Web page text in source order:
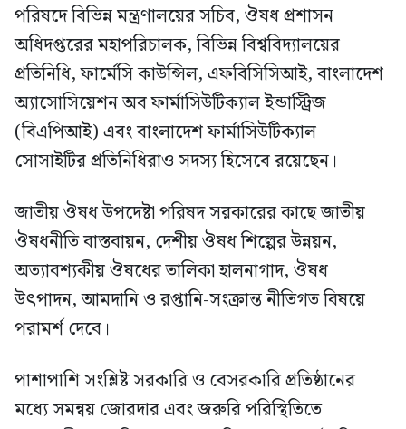
পরিষদে বিভিন্ন মন্ত্রণালয়ের সচিব, ঔষধ প্রশাসন
অধিদপ্তরের মহাপরিচালক, বিভিন্ন বিশ্ববিদ্যালয়ের
প্রতিনিধি, ফার্মেসি কাউন্সিল, এফবিসিসিআই, বাংলাদেশ
অ্যাসোসিয়েশন অব ফার্মাসিউটিক্যাল ইন্ডাস্ট্রিজ
(বিএপিআই) এবং বাংলাদেশ ফার্মাসিউটিক্যাল
সোসাইটির প্রতিনিধিরাও সদস্য হিসেবে রয়েছেন।
জাতীয় ঔষধ উপদেষ্টা পরিষদ সরকারের কাছে জাতীয়
ঔষধনীতি বাস্তবায়ন, দেশীয় ঔষধ শিল্পের উন্নয়ন,
অত্যাবশ্যকীয় ঔষধের তালিকা হালনাগাদ, ঔষধ
উৎপাদন, আমদানি ও রপ্তানি-সংক্রান্ত নীতিগত বিষয়ে
পরামর্শ দেবে।
পাশাপাশি সংশ্লিষ্ট সরকারি ও বেসরকারি প্রতিষ্ঠানের
মধ্যে সমন্বয় জোরদার এবং জরুরি পরিস্থিতিতে